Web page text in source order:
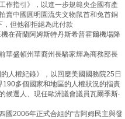
作指引》，以進一步規範央企國有產
中國圓明園流失文物鼠首和兔首銅
但他卻拒絕為此付款
在荷蘭阿姆斯特丹斯希普霍爾機場降
華盛頓州華裔州長駱家輝為商務部長
人權紀錄》，以回應美國國務院25日
多個國家和地區的人權狀況的指責
選人、現任歐洲議會議員瓦爾季斯‧
2006年正式合組的“古阿姆民主與發